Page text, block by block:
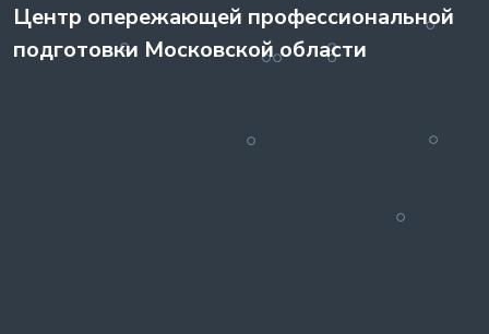
Центр опережающей профессиональной
подготовки Московской области